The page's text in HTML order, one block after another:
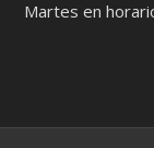
Martes en